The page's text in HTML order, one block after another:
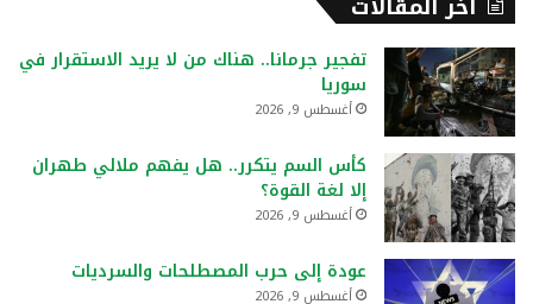
تفجير جرمانا.. هناك من لا يريد الاستقرار في
سوريا
أغسطس 9, 2026
كأس السم يتكرر.. هل يفهم ملالي طهران
إلا لغة القوة؟
أغسطس 9, 2026
عودة إلى حرب المصطلحات والسرديات
أغسطس 9, 2026